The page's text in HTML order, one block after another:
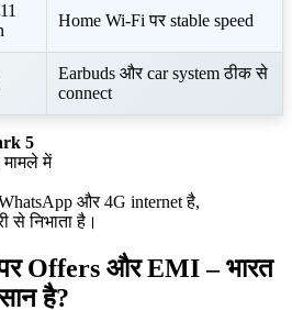
Home Wi-Fi पर stable speed
Earbuds और car system ठीक से
connect
5
में
और 4G internet है,
से निभाता है।
Offers और EMI – भारत
है?